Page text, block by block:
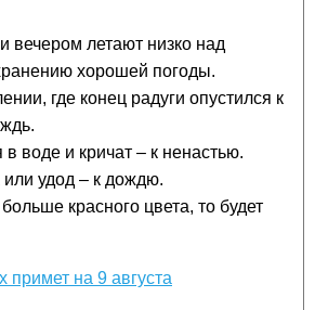
вечером летают низко над
хорошей погоды.
где конец радуги опустился к
в воде и кричат – к ненастью.
или удод – к дождю.
красного цвета, то будет
на 9 августа